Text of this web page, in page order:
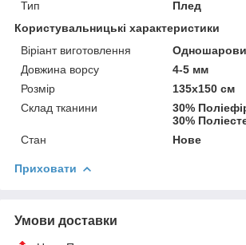
Тип
Плед
Користувальницькі характеристики
Віріант виготовлення
Довжина ворсу
4-5 мм
Розмір
135х150 см
Склад тканини
30%
30%
Стан
Нове
Приховати
Умови доставки